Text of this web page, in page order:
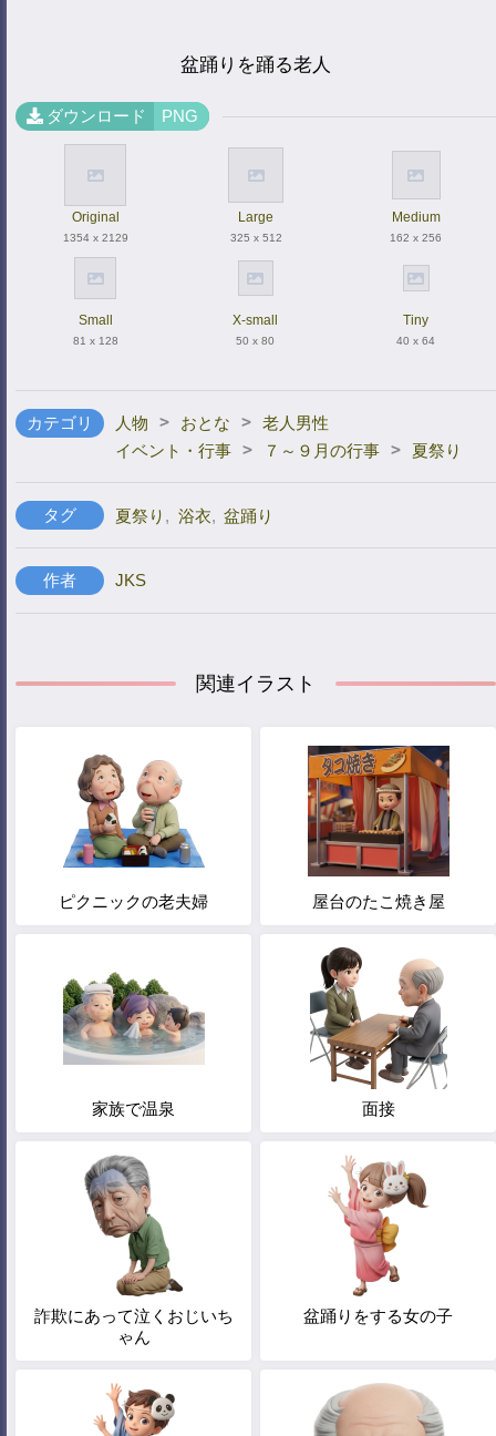
盆踊りを踊る老人
ダウンロード PNG
Original
1354 x 2129
Large
325 x 512
Medium
162 x 256
Small
81 x 128
X-small
50 x 80
Tiny
40 x 64
カテゴリ 人物 > おとな > 老人男性
イベント・行事 > ７～９月の行事 > 夏祭り
タグ 夏祭り , 浴衣, 盆踊り
作者 JKS
関連イラスト
ピクニックの老夫婦 屋台のたこ焼き屋
家族で温泉 面接
詐欺にあって泣くおじいち
ゃん
盆踊りをする女の子